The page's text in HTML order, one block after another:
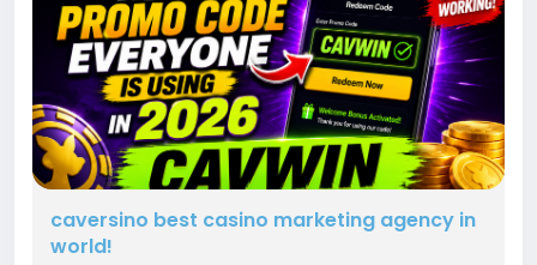
caversino best casino marketing agency in
world!